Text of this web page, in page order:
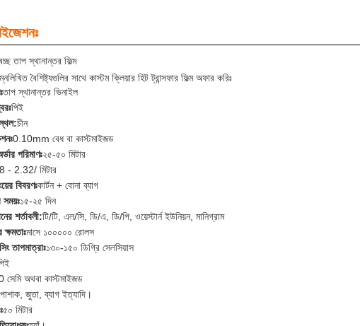
তাপ স্থানান্তর ফিল্ম
বৈশিষ্ট্যগুলির সাথে কাস্টম ক্লিয়ার হিট ট্রান্সফার ফিল্ম অফার করিঃ
তাপ স্থানান্তর ভিনাইল
পিই
চীন
0.10mm বেধ বা কাস্টমাইজড
পরিমাণঃ২৫-৫০ মিটার
- 2.32/ মিটার
বিবরণঃকার্টন + বোনা ব্যাগ
সময়ঃ১৫-২৫ দিন
শর্তাবলী:টি/টি, এল/সি, ডি/এ, ডি/পি, ওয়েস্টার্ন ইউনিয়ন, মানিগ্রাম
ক্ষমতাঃমাসে ১০০০০০ রোলস
তাপমাত্রাঃ১৩০-১৫০ ডিগ্রি সেলসিয়াস
সেমি অথবা কাস্টমাইজড
জুতা, ব্যাগ ইত্যাদি।
৫০ মিটার